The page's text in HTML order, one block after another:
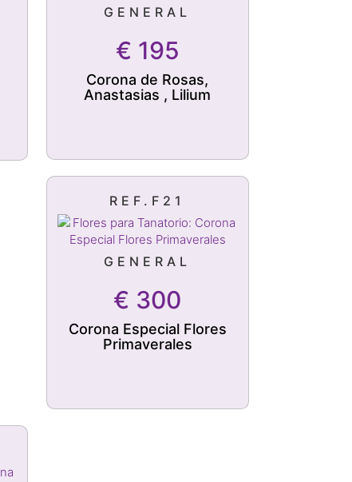
GENERAL
€ 195
Corona de Rosas,
Anastasias , Lilium
REF.F21
GENERAL
€ 300
Corona Especial Flores
Primaverales